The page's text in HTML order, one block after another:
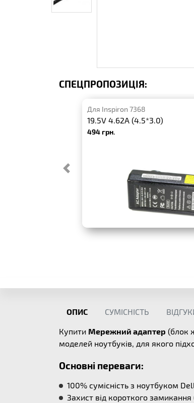
СПЕЦПРОПОЗИЦІЯ:
Для Inspiron 7368
19.5V 4.62A (4.5*3.0)
494 грн.
ОПИС СУМІСНІСТЬ
Купити Мережний адаптер (блок
моделей ноутбуків, для якого
Основні переваги:
100% сумісність з ноутбуком
Захист від короткого замикання